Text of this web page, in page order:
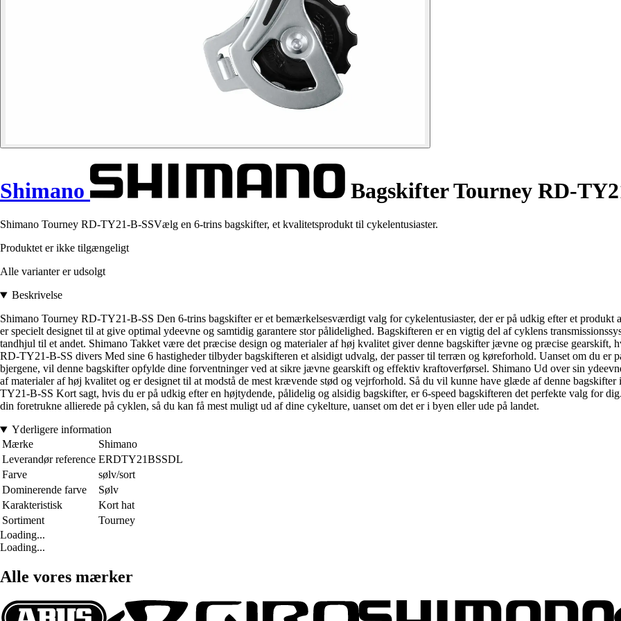
Shimano Bagskifter Tourney RD-
Shimano Tourney RD-TY21-B-SSVælg en 6-trins bagskifter, et kvalitetsprodukt til cykelentusiaster.
Produktet er ikke tilgængeligt
Alle varianter er udsolgt
Beskrivelse
Shimano Tourney RD-TY21-B-SS Den 6-trins bagskifter er et bemærkelsesværdigt valg for cykelentusiaster, der er på udkig efter et
er specielt designet til at give optimal ydeevne og samtidig garantere stor pålidelighed. Bagskifteren er en vigtig del af cyklens
tandhjul til et andet. Shimano Takket være det præcise design og materialer af høj kvalitet giver denne bagskifter jævne og præcise gearskift,
RD-TY21-B-SS divers Med sine 6 hastigheder tilbyder bagskifteren et alsidigt udvalg, der passer til terræn og køreforhold. Uanset om du er
bjergene, vil denne bagskifter opfylde dine forventninger ved at sikre jævne gearskift og effektiv kraftoverførsel. Shimano Ud over sin
af materialer af høj kvalitet og er designet til at modstå de mest krævende stød og vejrforhold. Så du vil kunne have glæde af denne
TY21-B-SS Kort sagt, hvis du er på udkig efter en højtydende, pålidelig og alsidig bagskifter, er 6-speed bagskifteren det perfekte valg for
din foretrukne allierede på cyklen, så du kan få mest muligt ud af dine cykelture, uanset om det er i byen eller ude på landet.
Yderligere information
Mærke
Shimano
Leverandør reference ERDTY21BSSDL
Farve
sølv/sort
Dominerende farve
Sølv
Karakteristisk
Kort hat
Sortiment
Tourney
Loading...
Loading...
Alle vores mærker